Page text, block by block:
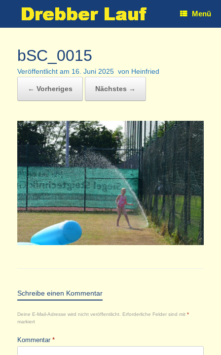
Menü
bSC_0015
Veröffentlicht am 16. Juni 2025 von Heinfried
← Vorheriges Nächstes →
Schreibe einen Kommentar
Deine E-Mail-Adresse wird nicht veröffentlicht. Erforderliche Felder sind mit *
markiert
Kommentar *